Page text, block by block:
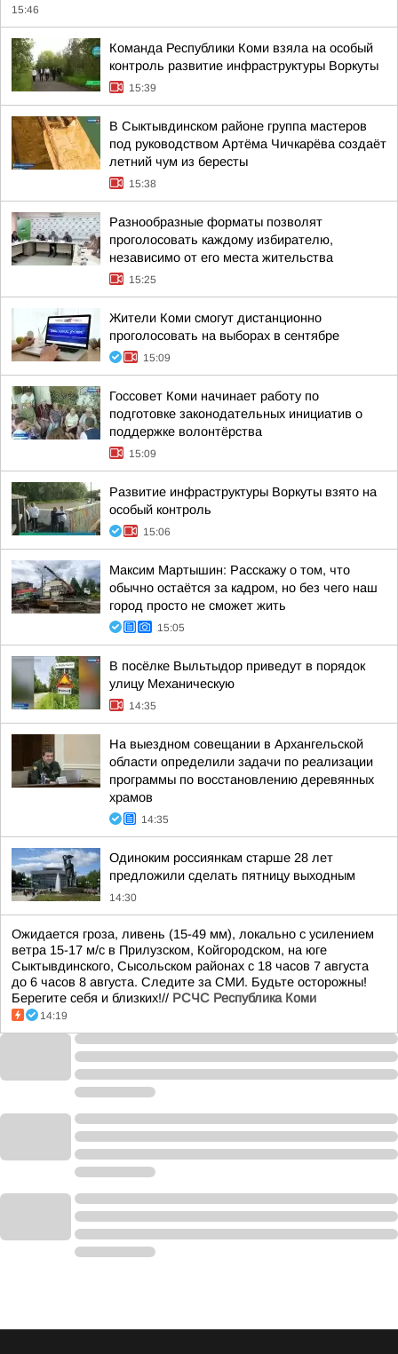
15:46
Команда Республики Коми взяла на особый
контроль развитие инфраструктуры Воркуты
15:39
В Сыктывдинском районе группа мастеров
под руководством Артёма Чичкарёва создаёт
летний чум из бересты
15:38
Разнообразные форматы позволят
проголосовать каждому избирателю,
независимо от его места жительства
15:25
Жители Коми смогут дистанционно
проголосовать на выборах в сентябре
15:09
Госсовет Коми начинает работу по
подготовке законодательных инициатив о
поддержке волонтёрства
15:09
Развитие инфраструктуры Воркуты взято на
особый контроль
15:06
Максим Мартышин: Расскажу о том, что
обычно остаётся за кадром, но без чего наш
город просто не сможет жить
15:05
В посёлке Выльтыдор приведут в порядок
улицу Механическую
14:35
На выездном совещании в Архангельской
области определили задачи по реализации
программы по восстановлению деревянных
храмов
14:35
Одиноким россиянкам старше 28 лет
предложили сделать пятницу выходным
14:30
Ожидается гроза, ливень (15-49 мм), локально с усилением
ветра 15-17 м/с в Прилузском, Койгородском, на юге
Сыктывдинского, Сысольском районах с 18 часов 7 августа
до 6 часов 8 августа. Следите за СМИ. Будьте осторожны!
Берегите себя и близких!// РСЧС Республика Коми
14:19